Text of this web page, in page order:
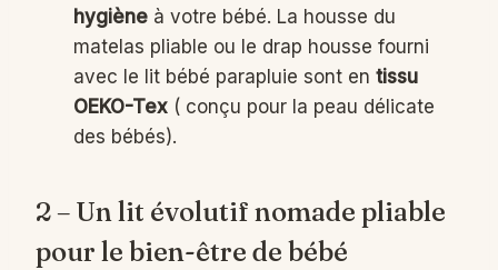
hygiène à votre bébé. La housse du
matelas pliable ou le drap housse fourni
avec le lit bébé parapluie sont en tissu
OEKO-Tex ( conçu pour la peau délicate
des bébés).
2 – Un lit évolutif nomade pliable
pour le bien-être de bébé